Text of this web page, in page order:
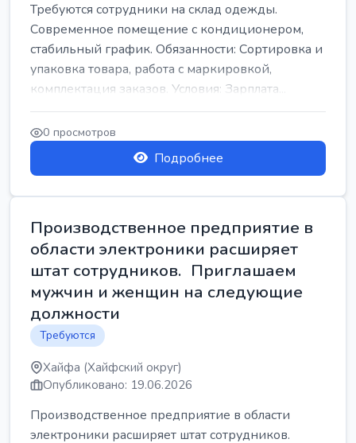
Требуются сотрудники на склад одежды.
Современное помещение с кондиционером,
стабильный график. Обязанности: Сортировка и
упаковка товара, работа с маркировкой,
комплектация заказов. Условия: Зарплата...
0 просмотров
Подробнее
Производственное предприятие в
области электроники расширяет
штат сотрудников. Приглашаем
мужчин и женщин на следующие
должности
Требуются
Хайфа (Хайфский округ)
Опубликовано: 19.06.2026
Производственное предприятие в области
электроники расширяет штат сотрудников.